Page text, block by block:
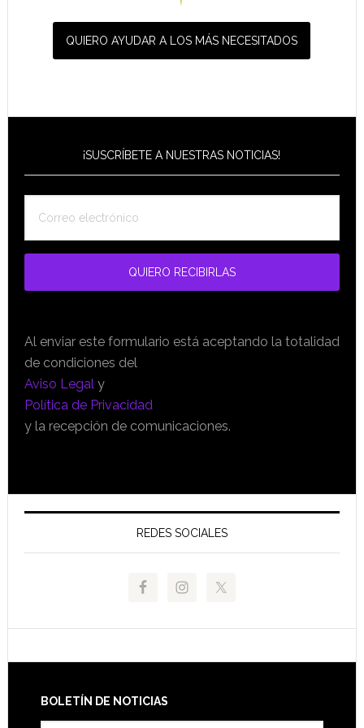
QUIERO AYUDAR A LOS MÁS NECESITADOS
¡SUSCRÍBETE A NUESTRAS NOTICIAS!
Al enviar este formulario está aceptando la totalidad
de condiciones del
Aviso Legaly
Política de Privacidad
y la recepción de comunicaciones.
REDES SOCIALES
Footer
BOLETÍN DE NOTICIAS